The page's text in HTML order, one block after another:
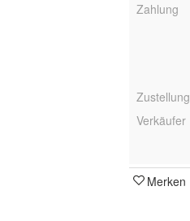
Zahlung
Zustellung
Verkäufer
Merken